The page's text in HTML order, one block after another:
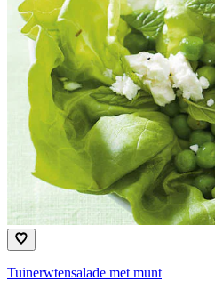
Tuinerwtensalade met munt